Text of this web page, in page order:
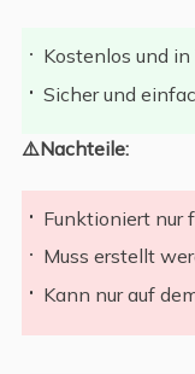
Kostenlos und
Sicher und
⚠️Nachteile:
Funktioniert nur
Muss erstellt
Kann nur auf